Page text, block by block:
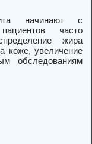
начинают с
часто
жира
коже, увеличение
обследованиям